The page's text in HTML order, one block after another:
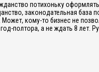
потихоньку
законодательная база
кому-то бизнес не
полтора, а не ждать 8 лет.